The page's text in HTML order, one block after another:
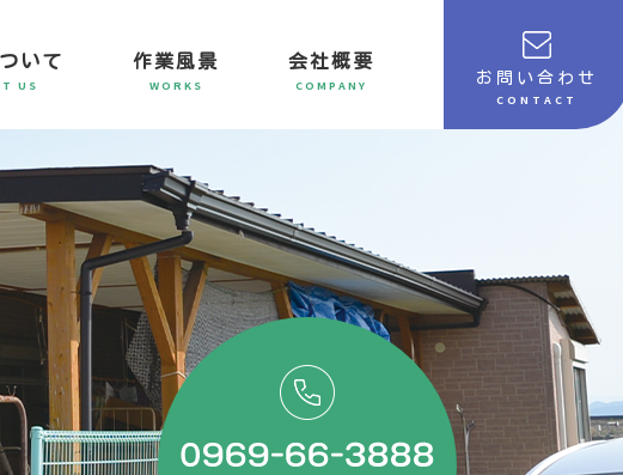
いて
US
作業風景
WORKS
会社概要
COMPANY お問い合わせ
CONTACT